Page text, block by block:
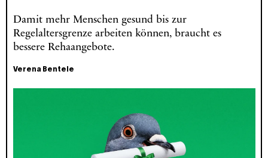
Damit mehr Menschen gesund bis zur
Regelaltersgrenze arbeiten können, braucht es
bessere Rehaangebote.
Verena Bentele